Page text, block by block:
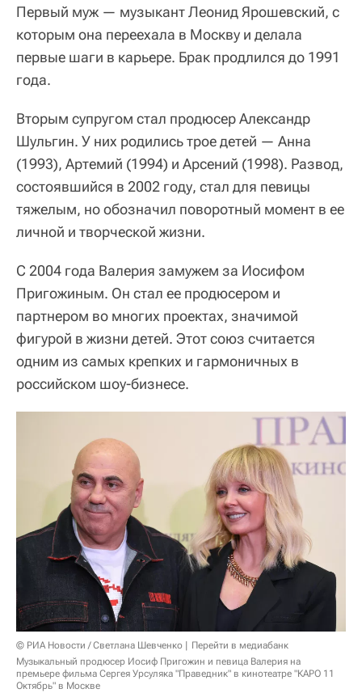
Первый муж — музыкант Леонид Ярошевский, с
которым она переехала в Москву и делала
первые шаги в карьере. Брак продлился до 1991
года.
Вторым супругом стал продюсер Александр
Шульгин. У них родились трое детей — Анна
(1993), Артемий (1994) и Арсений (1998). Развод,
состоявшийся в 2002 году, стал для певицы
тяжелым, но обозначил поворотный момент в ее
личной и творческой жизни.
С 2004 года Валерия замужем за Иосифом
Пригожиным. Он стал ее продюсером и
партнером во многих проектах, значимой
фигурой в жизни детей. Этот союз считается
одним из самых крепких и гармоничных в
российском шоу-бизнесе.
© РИА Новости / Светлана Шевченко
Перейти в медиабанк
Музыкальный продюсер Иосиф Пригожин и певица Валерия на
премьере фильма Сергея Урсуляка "Праведник" в кинотеатре "КАРО 11
Октябрь" в Москве